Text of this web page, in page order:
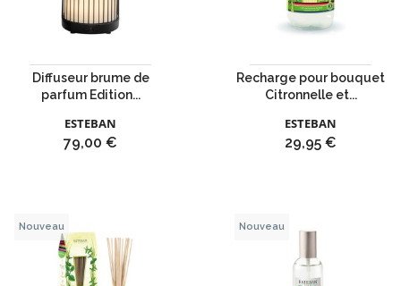
Diffuseur brume de
parfum Edition...
ESTEBAN
Prix
79,00 €
Recharge pour bouquet
Citronnelle et...
ESTEBAN
Prix
29,95 €
Nouveau Nouveau